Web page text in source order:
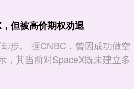
但被高价期权劝退
步。 据CNBC，曾因成功做空
，其当前对SpaceX既未建立多